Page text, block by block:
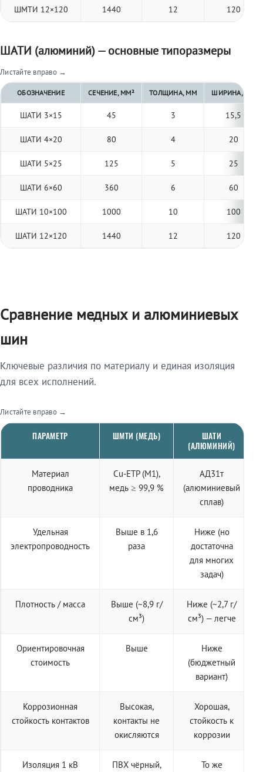
ШМТИ 12×120 1440 12 120
ШАТИ (алюминий) — основные типоразмеры
Листайте вправо →
ОБОЗНАЧЕНИЕ СЕЧЕНИЕ, ММ² ТОЛЩИНА, ММ ШИРИНА, ММ
ШАТИ 3×15 45 3 15,5
ШАТИ 4×20 80 4 20
ШАТИ 5×25 125 5 25
ШАТИ 6×60 360 6 60
ШАТИ 10×100 1000 10 100
ШАТИ 12×120 1440 12 120
Сравнение медных и алюминиевых
шин
Ключевые различия по материалу и единая изоляция
для всех исполнений.
Листайте вправо →
ПАРАМЕТР ШМТИ (МЕДЬ)
ШАТИ
(АЛЮМИНИЙ)
Материал
проводника
Cu-ETP (M1),
медь ≥ 99,9 %
АД31т
(алюминиевый
сплав)
Удельная
электропроводность
Выше в 1,6
раза
Ниже (но
достаточна
для многих
задач)
Плотность / масса
Выше (~8,9 г/
см³)
Ниже (~2,7 г/
см³) — легче
Ориентировочная
стоимость
Выше
Ниже
(бюджетный
вариант)
Коррозионная
стойкость контактов
Высокая,
контакты не
окисляются
Хорошая,
стойкость к
коррозии
Изоляция 1 кВ
ПВХ чёрный,
То же